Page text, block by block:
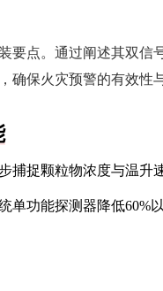
要点。通过阐述其双信
保火灾预警的有效性
捕捉颗粒物浓度与温升
功能探测器降低60%以